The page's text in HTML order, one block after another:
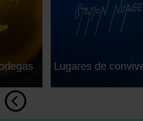
Lugares de